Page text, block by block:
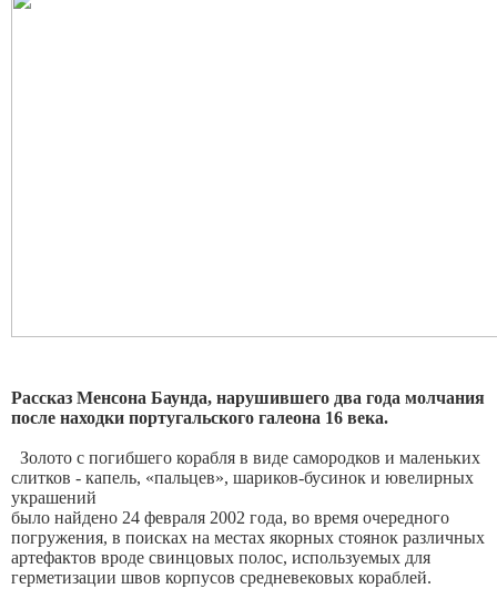
Рассказ Менсона Баунда, нарушившего два года молчания
после находки португальского галеона 16 века.
Золото с погибшего корабля в виде самородков и маленьких
слитков - капель, «пальцев», шариков-бусинок и ювелирных
украшений
было найдено 24 февраля 2002 года, во время очередного
погружения, в поисках на местах якорных стоянок различных
артефактов вроде свинцовых полос, используемых для
герметизации швов корпусов средневековых кораблей.